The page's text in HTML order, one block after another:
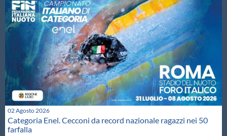
02 Agosto 2026
Categoria Enel. Cecconi da record nazionale ragazzi nei 50
farfalla